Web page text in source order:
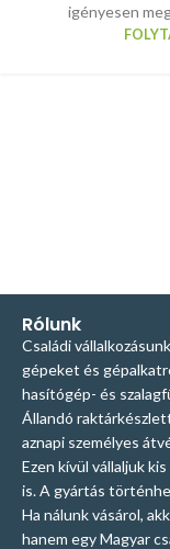
igényesen
Rólunk
Családi
gépeket és
hasítógép- és
Állandó
aznapi személyes
Ezen kívül vállaljuk
is. A gyártás
Ha nálunk vásárol,
hanem egy Magyar